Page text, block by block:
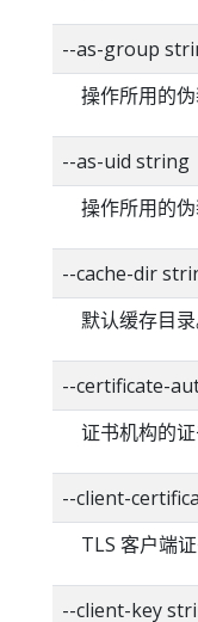
--as-group
操作所用的
--as-uid string
操作所用的伪
--cache-dir
默认缓存目录
--certificate-
证书机构的证
--client-
TLS 客户端
--client-key